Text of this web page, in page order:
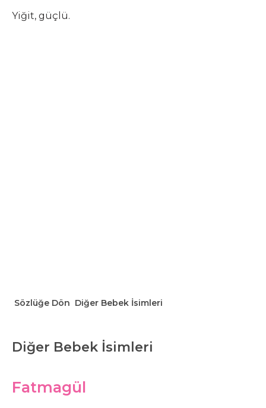
Yiğit, güçlü.
Sözlüğe Dön Diğer Bebek İsimleri
Diğer Bebek İsimleri
Fatmagül